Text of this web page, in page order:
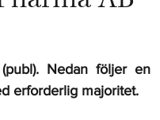
Nedan följer en
erforderlig majoritet.